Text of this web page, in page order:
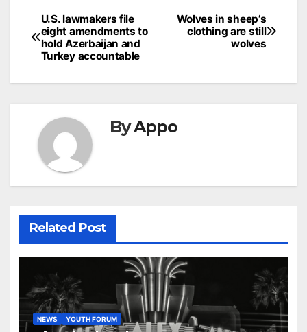
Post
navigation
Wolves in sheep’s
clothing are still
wolves
U.S. lawmakers file
eight amendments to
hold Azerbaijan and
Turkey accountable
ByAppo
Related Post
NEWS YOUTH FORUM